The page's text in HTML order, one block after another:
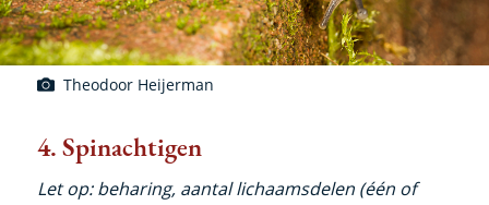
Theodoor Heijerman
4. Spinachtigen
Let op: beharing, aantal lichaamsdelen (één of